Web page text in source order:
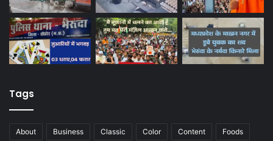
Tags
About Business Classic Color Content Foods